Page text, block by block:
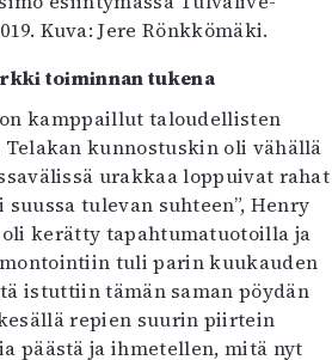
Kuva: Jere Rönkkömäki.
toiminnan tukena
kamppaillut taloudellisten
kunnostuskin oli vähällä
urakkaa loppuivat rahat
tulevan suhteen”, Henry
oli kerätty tapahtumatuotoilla ja
tuli parin kuukauden
istuttiin tämän saman pöydän
repien suurin piirtein
päästä ja ihmetellen, mitä nyt